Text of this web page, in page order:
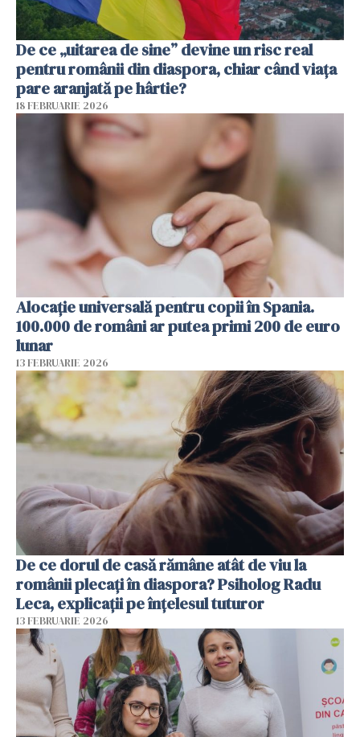
De ce „uitarea de sine” devine un risc real
pentru românii din diaspora, chiar când viața
pare aranjată pe hârtie?
18 FEBRUARIE 2026
Alocație universală pentru copii în Spania.
100.000 de români ar putea primi 200 de euro
lunar
13 FEBRUARIE 2026
De ce dorul de casă rămâne atât de viu la
românii plecați în diaspora? Psiholog Radu
Leca, explicații pe înțelesul tuturor
13 FEBRUARIE 2026